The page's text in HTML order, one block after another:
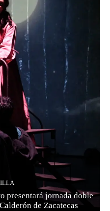
presentará jornada doble
de Zacatecas